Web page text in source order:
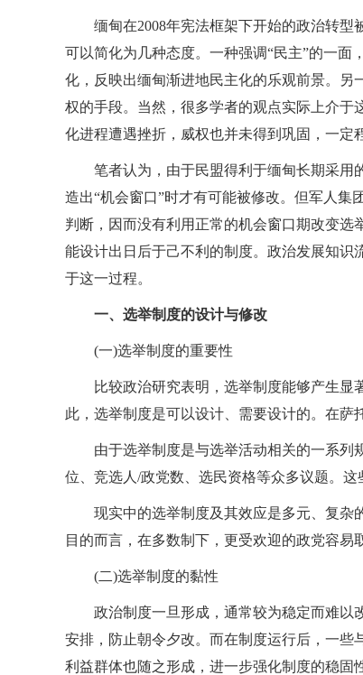
缅甸在2008年宪法框架下开始的政治转
可以简化为几种态度。一种强调“民主”的一
化，反映出缅甸渐进地民主化的乐观前景。另
权的手段。当然，很多学者的观点实际上介
化进程遭遇挫折，威权也并未得到巩固，一定
笔者认为，由于民盟得利于缅甸长期采用
造出“机会窗口”时才有可能被修改。但军人
判断，因而没有利用正常的机会窗口期改变
能设计出日后于己不利的制度。政治发展知
于这一过程。
一、选举制度的设计与修改
(一)选举制度的重要性
比较政治研究表明，选举制度能够产生显
此，选举制度是可以设计、需要设计的。在萨
由于选举制度是与选举活动相关的一系
位、竞选人/政党数、选民资格等众多议题。
现实中的选举制度及其效应是多元、复杂
目的而言，在多数制下，更受欢迎的政党容易
(二)选举制度的黏性
政治制度一旦形成，通常较为稳定而难以
安排，防止朝令夕改。而在制度运行后，一
利益群体也随之形成，进一步强化制度的稳固